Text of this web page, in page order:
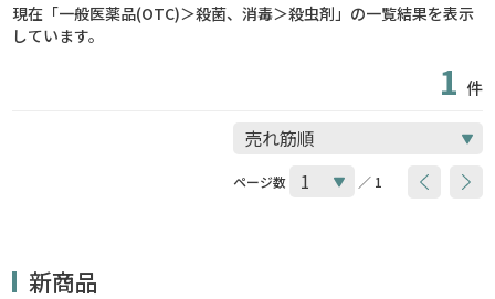
現在「一般医薬品(OTC)＞殺菌、消毒＞殺虫剤」の一覧結果を表示
しています。
1 件
ページ数 ／ 1
新商品